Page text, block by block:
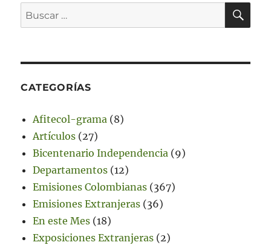
Buscar
por:
CATEGORÍAS
Afitecol-grama (8)
Artículos (27)
Bicentenario Independencia (9)
Departamentos (12)
Emisiones Colombianas (367)
Emisiones Extranjeras (36)
En este Mes (18)
Exposiciones Extranjeras (2)